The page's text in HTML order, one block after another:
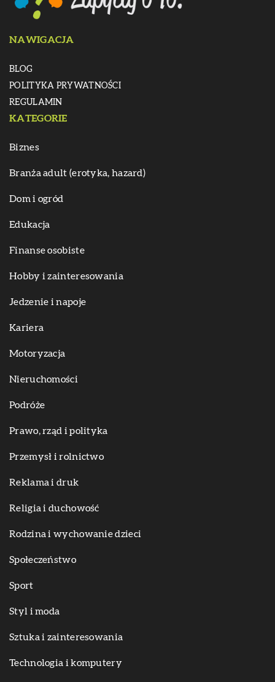
NAWIGACJA
BLOG
POLITYKA PRYWATNOŚCI
REGULAMIN
KATEGORIE
Biznes
Branża adult (erotyka, hazard)
Dom i ogród
Edukacja
Finanse osobiste
Hobby i zainteresowania
Jedzenie i napoje
Kariera
Motoryzacja
Nieruchomości
Podróże
Prawo, rząd i polityka
Przemysł i rolnictwo
Reklama i druk
Religia i duchowość
Rodzina i wychowanie dzieci
Społeczeństwo
Sport
Styl i moda
Sztuka i zainteresowania
Technologia i komputery